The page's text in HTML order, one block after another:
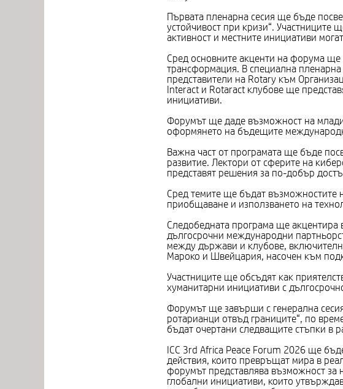
Първата пленарна сесия ще бъде
устойчивост при кризи“. Участниците
активност и местните инициативи
Сред основните акценти на форума ще
трансформация. В специална пленарна
представители на Rotary към
Interact и Rotaract клубове ще
инициативи.
Форумът ще даде възможност на
оформянето на бъдещите
Важна част от програмата ще бъде
развитие. Лектори от сферите на
представят решения за по-добър
Сред темите ще бъдат възможностите
приобщаване и използването на
Следобедната програма ще акцентира
дългосрочни международни
между държави и клубове,
Мароко и Швейцария, насочен към
Участниците ще обсъдят как
хуманитарни инициативи с
Форумът ще завърши с генерална
ротарианци отвъд границите“, по
бъдат очертани следващите стъпки в
ICC 3rd Africa Peace Forum 2026 ще
действия, които превръщат мира в
форумът представлява възможност за
глобални инициативи, които